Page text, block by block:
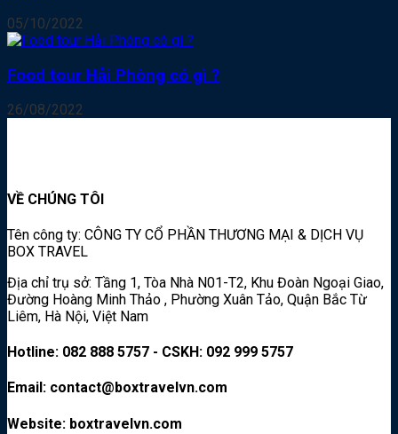
05/10/2022
Food tour Hải Phòng có gì ?
26/08/2022
VỀ CHÚNG TÔI
Tên công ty: CÔNG TY CỔ PHẦN THƯƠNG MẠI & DỊCH VỤ
BOX TRAVEL
Địa chỉ trụ sở: Tầng 1, Tòa Nhà N01-T2, Khu Đoàn Ngoại Giao,
Đường Hoàng Minh Thảo , Phường Xuân Tảo, Quận Bắc Từ
Liêm, Hà Nội, Việt Nam
Hotline: 082 888 5757 - CSKH: 092 999 5757
Email: contact@boxtravelvn.com
Website: boxtravelvn.com